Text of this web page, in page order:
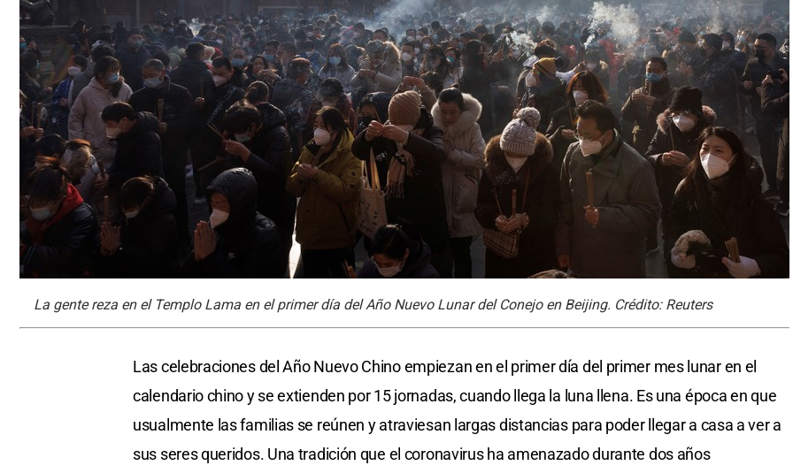
La gente reza en el Templo Lama en el primer día del Año Nuevo Lunar del Conejo en Beijing. Crédito: Reuters
Las celebraciones del Año Nuevo Chino empiezan en el primer día del primer mes lunar en el
calendario chino y se extienden por 15 jornadas, cuando llega la luna llena. Es una época en que
usualmente las familias se reúnen y atraviesan largas distancias para poder llegar a casa a ver a
sus seres queridos. Una tradición que el coronavirus ha amenazado durante dos años